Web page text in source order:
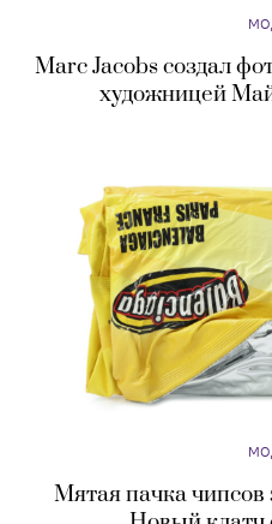
Marc Jacobs создал
художницей
Мятая пачка чипсов